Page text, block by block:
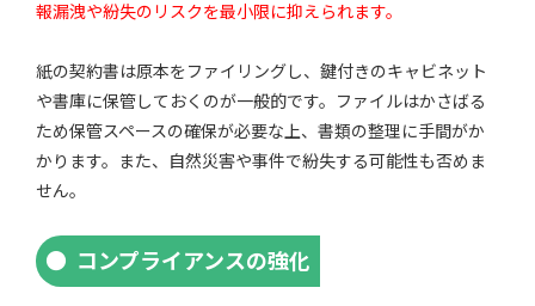
報漏洩や紛失のリスクを最小限に抑えられます。
紙の契約書は原本をファイリングし、鍵付きのキャビネット
や書庫に保管しておくのが一般的です。ファイルはかさばる
ため保管スペースの確保が必要な上、書類の整理に手間がか
かります。また、自然災害や事件で紛失する可能性も否めま
せん。
コンプライアンスの強化